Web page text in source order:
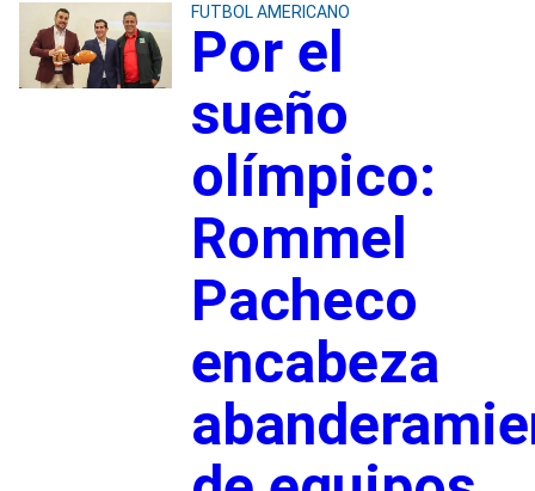
FUTBOL AMERICANO
Por el
sueño
olímpico:
Rommel
Pacheco
encabeza